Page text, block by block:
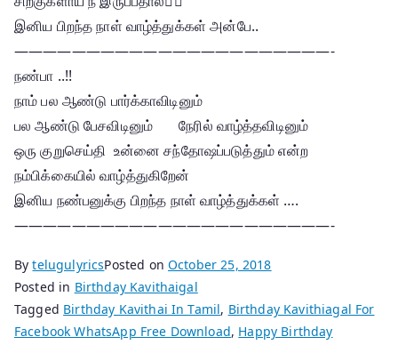
இனிய பிறந்த நாள் வாழ்த்துக்கள் அன்பே..
——————————————————————-
நண்பா ..!!
நாம் பல ஆண்டு பார்க்காவிடினும்
பல ஆண்டு பேசவிடினும் நேரில் வாழ்த்தவிடினும்
ஒரு குறுசெய்தி உன்னை சந்தோஷப்படுத்தும் என்ற
நம்பிக்கையில் வாழ்த்துகிறேன்
இனிய நண்பனுக்கு பிறந்த நாள் வாழ்த்துக்கள் ….
——————————————————————-
BytelugulyricsPosted onOctober 25, 2018
Posted in Birthday Kavithaigal
Tagged Birthday Kavithai In Tamil, Birthday Kavithiagal For
Facebook WhatsApp Free Download, Happy Birthday